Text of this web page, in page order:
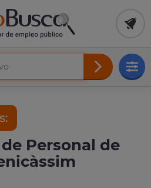
Personal de